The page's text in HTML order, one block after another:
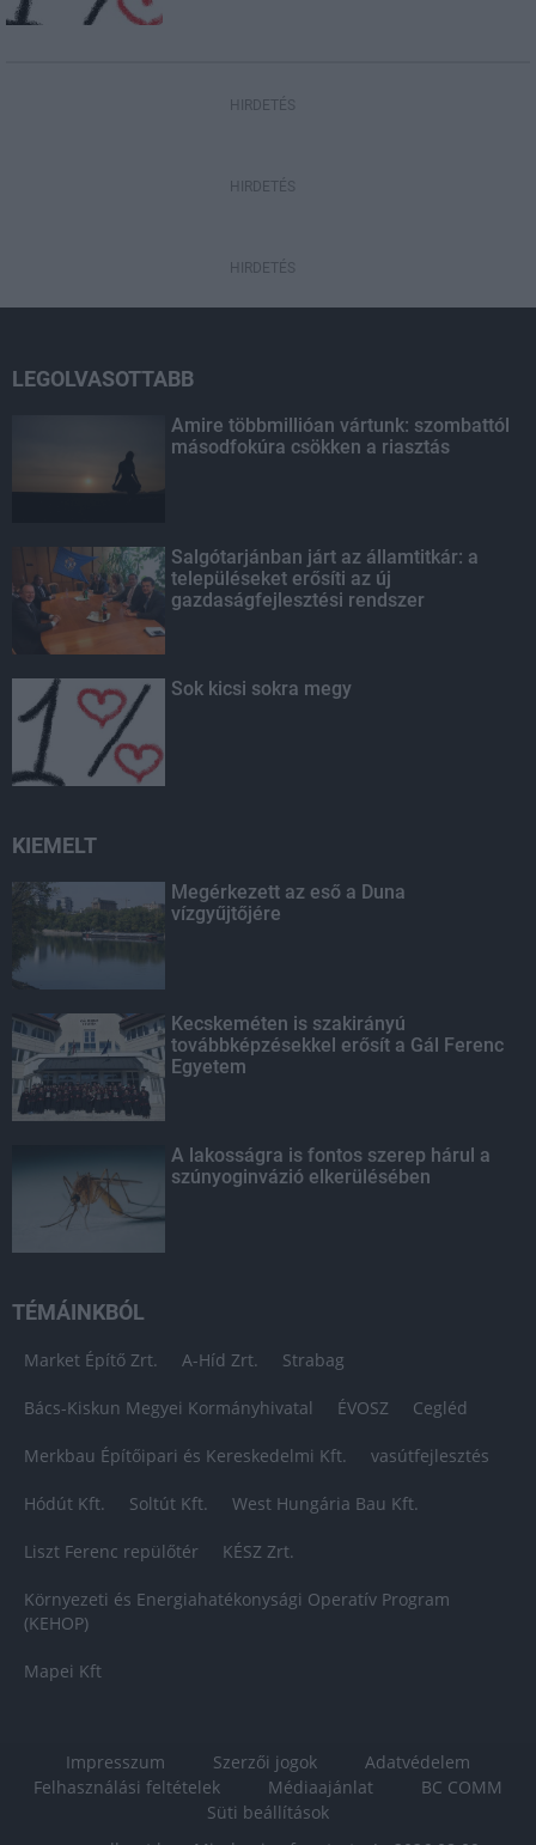
HIRDETÉS
HIRDETÉS
HIRDETÉS
LEGOLVASOTTABB
Amire többmillióan vártunk: szombattól
másodfokúra csökken a riasztás
Salgótarjánban járt az államtitkár: a
településeket erősíti az új
gazdaságfejlesztési rendszer
Sok kicsi sokra megy
KIEMELT
Megérkezett az eső a Duna
vízgyűjtőjére
Kecskeméten is szakirányú
továbbképzésekkel erősít a Gál Ferenc
Egyetem
A lakosságra is fontos szerep hárul a
szúnyoginvázió elkerülésében
TÉMÁINKBÓL
Market Építő Zrt. A-Híd Zrt. Strabag
Bács-Kiskun Megyei Kormányhivatal ÉVOSZ Cegléd
Merkbau Építőipari és Kereskedelmi Kft. vasútfejlesztés
Hódút Kft. Soltút Kft. West Hungária Bau Kft.
Liszt Ferenc repülőtér KÉSZ Zrt.
Környezeti és Energiahatékonysági Operatív Program
(KEHOP)
Mapei Kft
Impresszum Szerzői jogok
Adatvédelem
Felhasználási feltételek
Médiaajánlat
BC COMM
Süti beállítások